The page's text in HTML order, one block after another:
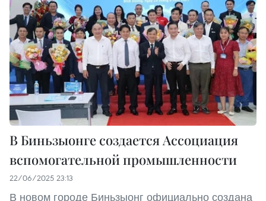
В Биньзыонге создается Ассоциация
вспомогательной промышленности
22/06/2025 23:13
В новом городе Биньзыонг официально создана